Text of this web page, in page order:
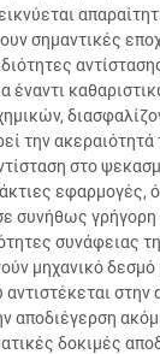
σημαντικές
έναντι
την
στο
εφαρμογές,
συνήθως
συνάφειας
μηχανικό δεσμό
στην
αποδιέγερση
δοκιμές